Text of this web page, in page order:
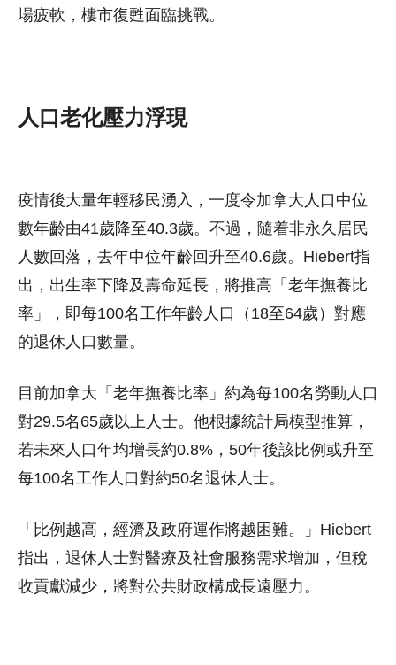
場疲軟，樓市復甦面臨挑戰。
人口老化壓力浮現
疫情後大量年輕移民湧入，一度令加拿大人口中位
數年齡由41歲降至40.3歲。不過，隨着非永久居民
人數回落，去年中位年齡回升至40.6歲。Hiebert指
出，出生率下降及壽命延長，將推高「老年撫養比
率」，即每100名工作年齡人口（18至64歲）對應
的退休人口數量。
目前加拿大「老年撫養比率」約為每100名勞動人口
對29.5名65歲以上人士。他根據統計局模型推算，
若未來人口年均增長約0.8%，50年後該比例或升至
每100名工作人口對約50名退休人士。
「比例越高，經濟及政府運作將越困難。」Hiebert
指出，退休人士對醫療及社會服務需求增加，但稅
收貢獻減少，將對公共財政構成長遠壓力。